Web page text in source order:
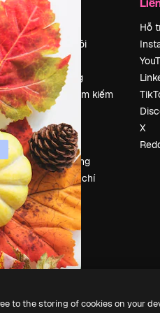
Bảng giá
Về chúng tôi
Reviews
Tuyển dụng
Xu hướng tìm kiếm
Blog
Sự kiện
Slidesgo
Bán nội dung
Phòng báo chí
Tìm kiếm
magnific.ai
Hỗ
X
to the storing of cookies on your